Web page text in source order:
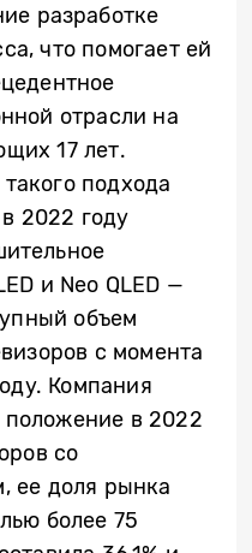
разработке
что помогает ей
отрасли на
17 лет.
подхода
2022 году
и Neo QLED —
объем
с момента
Компания
в 2022
со
ее доля рынка
более 75